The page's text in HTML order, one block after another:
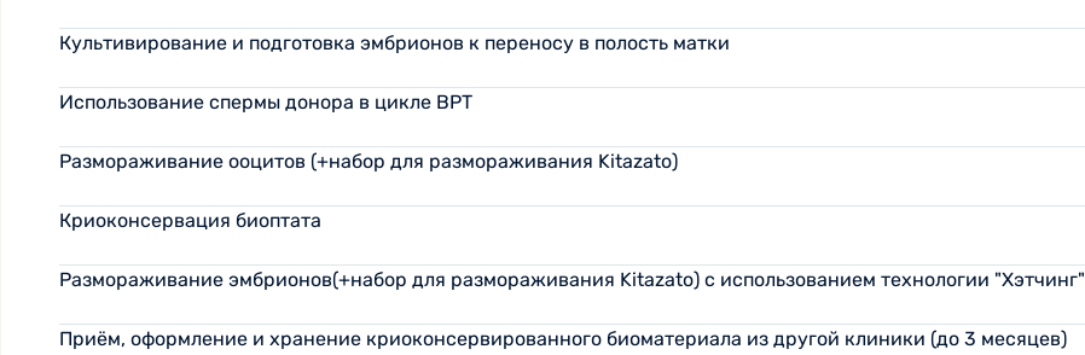
Культивирование и подготовка эмбрионов к переносу в полость матки
Использование спермы донора в цикле ВРТ
Размораживание ооцитов (+набор для размораживания Kitazato)
Криоконсервация биоптата
Размораживание эмбрионов(+набор для размораживания Kitazato) с использованием технологии "Хэтчинг"
Приём, оформление и хранение криоконсервированного биоматериала из другой клиники (до 3 месяцев)